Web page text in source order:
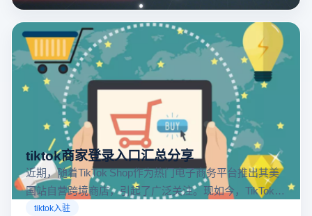
tiktok商家登录入口汇总分享
近期，随着TikTok Shop作为热门电子商务平台推出其美
国站自营跨境商店，引起了广泛关注。现如今，TikTok商
店已覆盖美国、英国及东南亚地区，因此了解官方网站
tiktok入驻